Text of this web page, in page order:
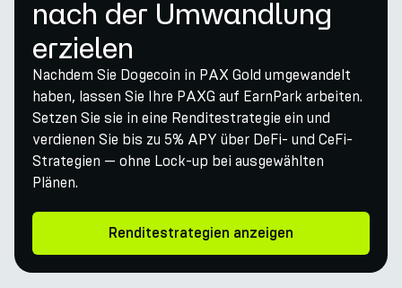
nach der Umwandlung
erzielen
Nachdem Sie Dogecoin in PAX Gold umgewandelt
haben, lassen Sie Ihre PAXG auf EarnPark arbeiten.
Setzen Sie sie in eine Renditestrategie ein und
verdienen Sie bis zu 5% APY über DeFi- und CeFi-
Strategien — ohne Lock-up bei ausgewählten
Plänen.
Renditestrategien anzeigen